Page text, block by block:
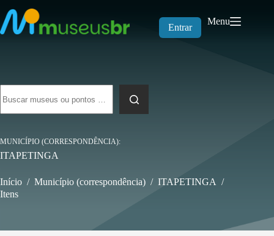
para
o
conteúdo
Entrar
Menu
resultados
MUNICÍPIO (CORRESPONDÊNCIA)
ITAPETINGA
Início / Município (correspondência) / ITAPETINGA /
Itens